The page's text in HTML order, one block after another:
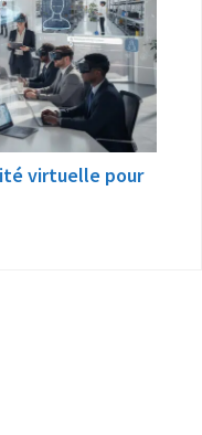
virtuelle pour